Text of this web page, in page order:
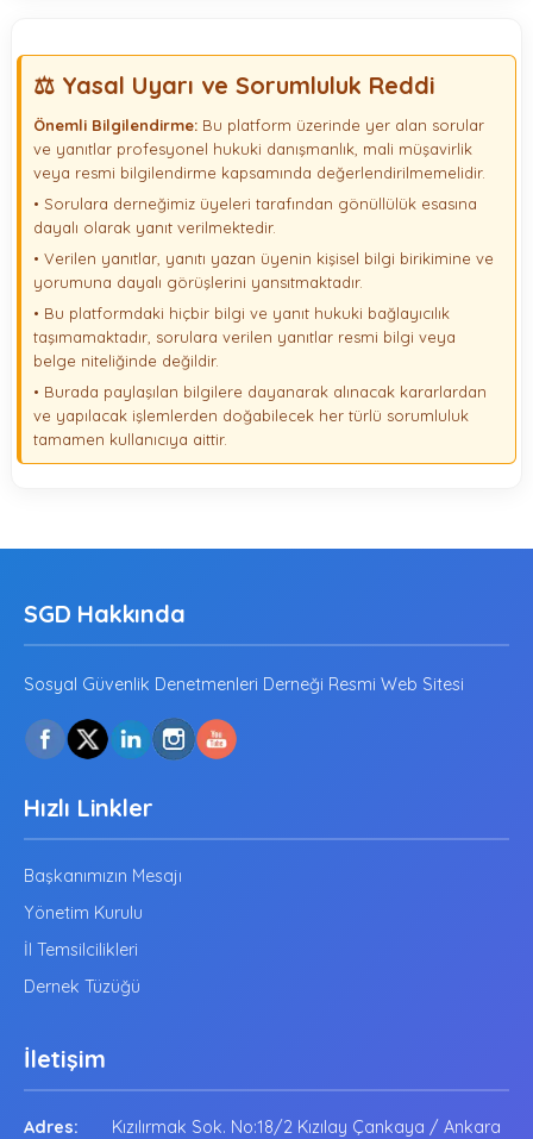
⚖️ Yasal Uyarı ve Sorumluluk Reddi
Önemli Bilgilendirme: Bu platform üzerinde yer alan sorular
ve yanıtlar profesyonel hukuki danışmanlık, mali müşavirlik
veya resmi bilgilendirme kapsamında değerlendirilmemelidir.
• Sorulara derneğimiz üyeleri tarafından gönüllülük esasına
dayalı olarak yanıt verilmektedir.
• Verilen yanıtlar, yanıtı yazan üyenin kişisel bilgi birikimine ve
yorumuna dayalı görüşlerini yansıtmaktadır.
• Bu platformdaki hiçbir bilgi ve yanıt hukuki bağlayıcılık
taşımamaktadır, sorulara verilen yanıtlar resmi bilgi veya
belge niteliğinde değildir.
• Burada paylaşılan bilgilere dayanarak alınacak kararlardan
ve yapılacak işlemlerden doğabilecek her türlü sorumluluk
tamamen kullanıcıya aittir.
SGD Hakkında
Sosyal Güvenlik Denetmenleri Derneği Resmi Web Sitesi
Hızlı Linkler
Başkanımızın Mesajı
Yönetim Kurulu
İl Temsilcilikleri
Dernek Tüzüğü
İletişim
Adres:
Kızılırmak Sok. No:18/2 Kızılay Çankaya / Ankara